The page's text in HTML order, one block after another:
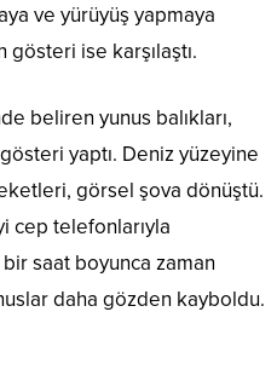
ve yürüyüş yapmaya
gösteri ise karşılaştı.
beliren yunus balıkları,
yaptı. Deniz yüzeyine
görsel şova dönüştü.
cep telefonlarıyla
bir saat boyunca zaman
daha gözden kayboldu.